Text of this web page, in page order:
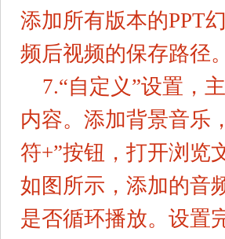
添加所有版本的PPT
频后视频的保存路径。
7.“自定义”设置，
内容。添加背景音乐
符+”按钮，打开浏览
如图所示，添加的音
是否循环播放。设置